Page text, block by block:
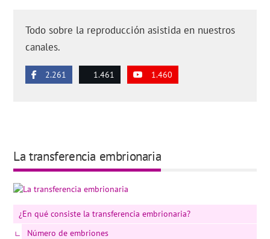
Todo sobre la reproducción asistida en nuestros
canales.
2.261 1.461 1.460
La transferencia embrionaria
¿En qué consiste la transferencia embrionaria?
Número de embriones